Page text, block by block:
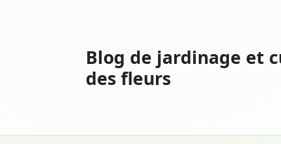
Blog de jardinage et
des fleurs